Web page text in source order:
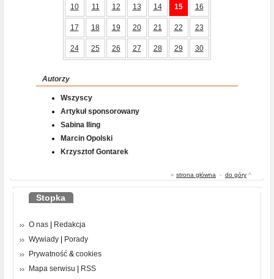
10 11 12 13 14 15 16
17 18 19 20 21 22 23
24 25 26 27 28 29 30
Autorzy
Wszyscy
Artykuł sponsorowany
Sabina Iling
Marcin Opolski
Krzysztof Gontarek
« strona główna - do góry ^
Stopka
O nas
Redakcja
Wywiady
Porady
Prywatność & cookies
Mapa serwisu
RSS